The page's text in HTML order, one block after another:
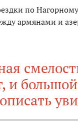
по
армянами и
и